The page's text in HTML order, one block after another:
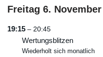
Freitag 6. November
19:15 – 20:45
Wertungsblitzen
Wiederholt sich monatlich